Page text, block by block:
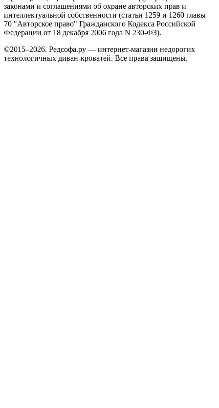
законами и соглашениями об охране авторских прав и
интеллектуальной собственности (статьи 1259 и 1260 главы
70 "Авторское право" Гражданского Кодекса Российской
Федерации от 18 декабря 2006 года N 230-ФЗ).
©2015–2026. Редсофа.ру — интернет-магазин недорогих
технологичных диван-кроватей. Все права защищены.